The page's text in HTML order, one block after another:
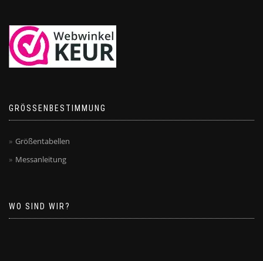
GRÖSSENBESTIMMUNG
Größentabellen
Messanleitung
WO SIND WIR?